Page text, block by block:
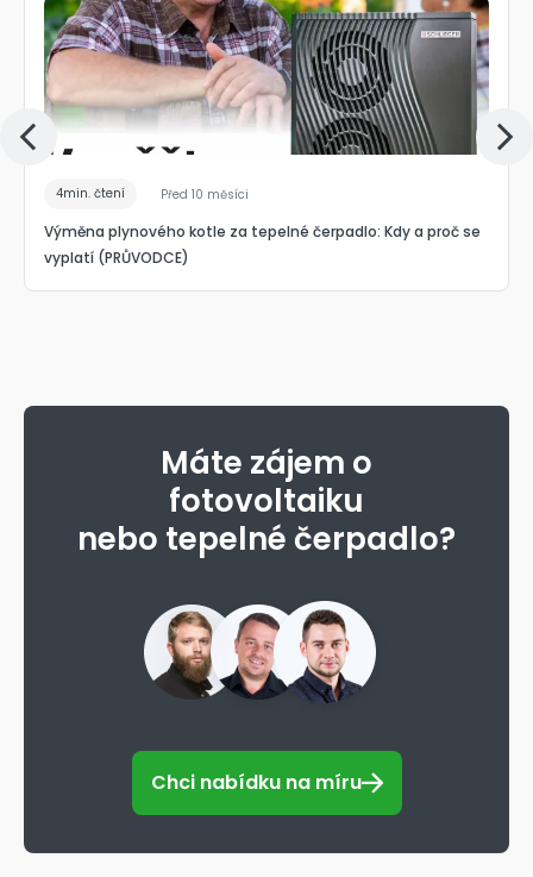
4min. čtení Před 10 měsíci
Výměna plynového kotle za tepelné čerpadlo: Kdy a proč se
vyplatí (PRŮVODCE)
Máte zájem o
fotovoltaiku
nebo tepelné čerpadlo?
Chci nabídku na míru